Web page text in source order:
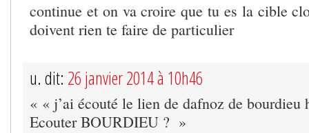
continue et on va croire que tu es la cible
doivent rien te faire de particulier
u. dit: 26 janvier 2014 à 10h46
« « j’ai écouté le lien de dafnoz de bourdieu
Ecouter BOURDIEU ? »